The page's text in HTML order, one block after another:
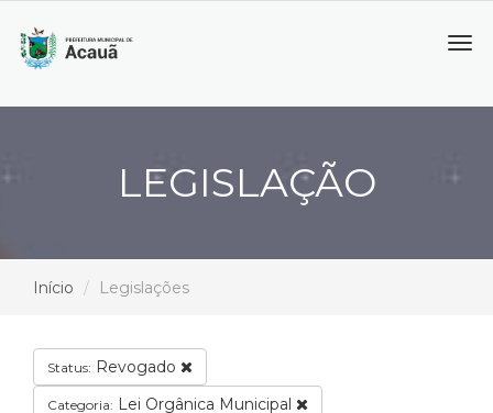
LEGISLAÇÃO
Início Legislações
Status: Revogado
Categoria: Lei Orgânica Municipal